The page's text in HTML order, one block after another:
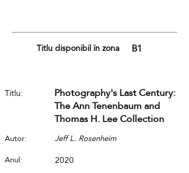
Titlu disponibil în zona B1
Titlu:
Photography's Last Century:
The Ann Tenenbaum and
Thomas H. Lee Collection
Autor:
Jeff L. Rosenheim
Anul:
2020